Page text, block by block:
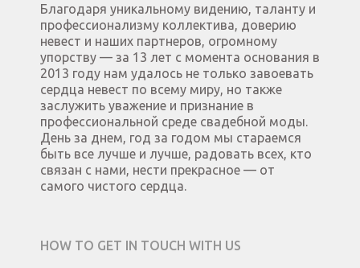
Благодаря уникальному видению, таланту и
профессионализму коллектива, доверию
невест и наших партнеров, огромному
упорству — за 13 лет с момента основания в
2013 году нам удалось не только завоевать
сердца невест по всему миру, но также
заслужить уважение и признание в
профессиональной среде свадебной моды.
День за днем, год за годом мы стараемся
быть все лучше и лучше, радовать всех, кто
связан с нами, нести прекрасное — от
самого чистого сердца.
HOW TO GET IN TOUCH WITH US